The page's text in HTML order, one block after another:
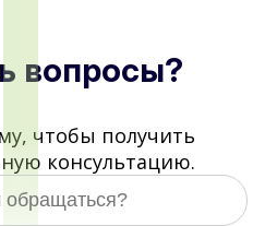
вопросы?
чтобы получить
консультацию.